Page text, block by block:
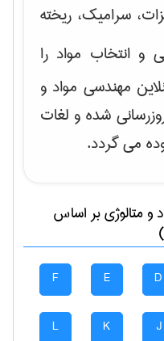
سرامیک، ریخته
و انتخاب مواد را
مهندسی مواد و
شده و لغات
می گردد.
و متالوژیبر اساس
D
E
F
J
K
L